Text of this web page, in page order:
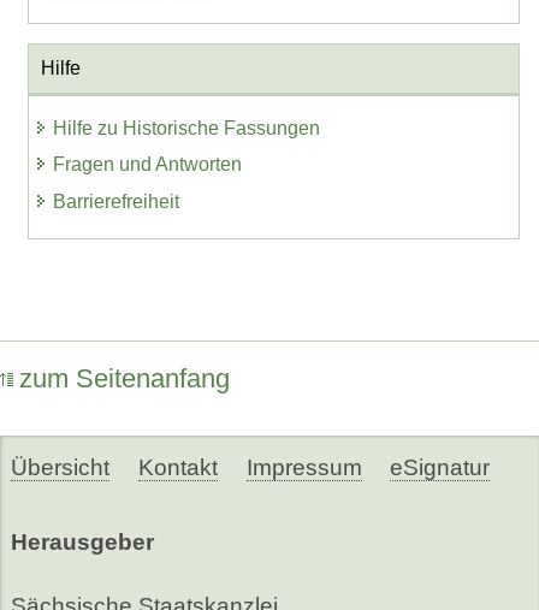
Hilfe
Hilfe zu Historische Fassungen
Fragen und Antworten
Barrierefreiheit
zum Seitenanfang
Übersicht Kontakt Impressum eSignatur
Herausgeber